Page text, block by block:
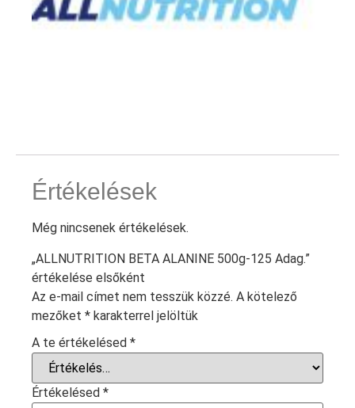
Értékelések
Még nincsenek értékelések.
„ALLNUTRITION BETA ALANINE 500g-125 Adag.”
értékelése elsőként
Az e-mail címet nem tesszük közzé. A kötelező
mezőket * karakterrel jelöltük
A te értékelésed *
Értékelésed *